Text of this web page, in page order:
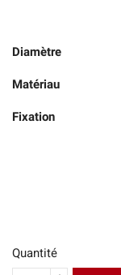
Diamètre
Matériau
Fixation
Quantité